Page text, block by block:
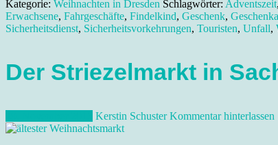
Kategorie: Weihnachten in Dresden Schlagwörter: Adventszeit,
Erwachsene, Fahrgeschäfte, Findelkind, Geschenk,
Sicherheitsdienst, Sicherheitsvorkehrungen, Touristen, Unfall,
Der Striezelmarkt in
Kerstin Schuster Kommentar hinterlassen